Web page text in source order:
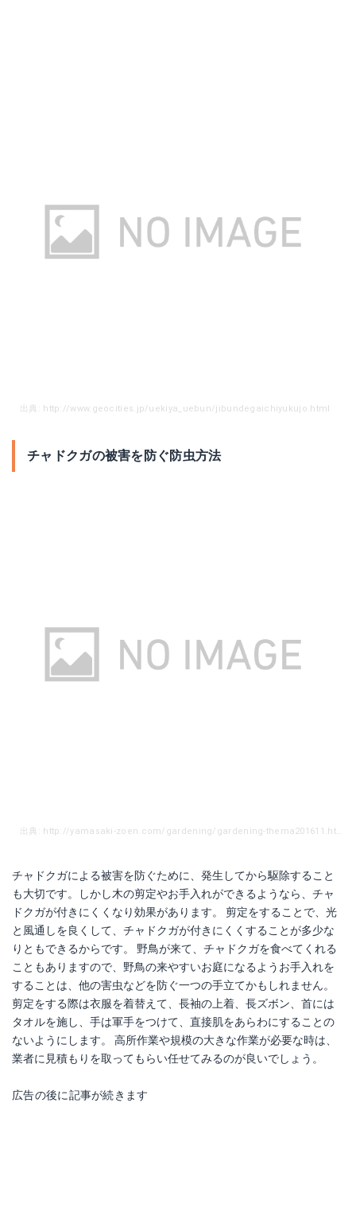
出典: http://www.geocities.jp/uekiya_uebun/jibundegaichiyukujo.html
チャドクガの被害を防ぐ防虫方法
出典: http://yamasaki-zoen.com/gardening/gardening-thema201611.html
チャドクガによる被害を防ぐために、発生してから駆除すること
も大切です。しかし木の剪定やお手入れができるようなら、チャ
ドクガが付きにくくなり効果があります。 剪定をすることで、光
と風通しを良くして、チャドクガが付きにくくすることが多少な
りともできるからです。 野鳥が来て、チャドクガを食べてくれる
こともありますので、野鳥の来やすいお庭になるようお手入れを
することは、他の害虫などを防ぐ一つの手立てかもしれません。
剪定をする際は衣服を着替えて、長袖の上着、長ズボン、首には
タオルを施し、手は軍手をつけて、直接肌をあらわにすることの
ないようにします。 高所作業や規模の大きな作業が必要な時は、
業者に見積もりを取ってもらい任せてみるのが良いでしょう。
広告の後に記事が続きます